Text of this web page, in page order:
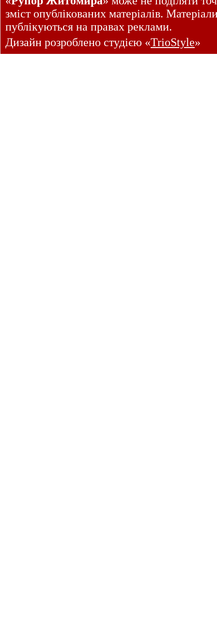
зміст опублікованих матеріалів.
публікуються на правах реклами.
Дизайн розроблено студією «TrioStyle»